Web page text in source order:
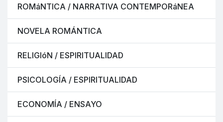
ROMáNTICA / NARRATIVA CONTEMPORáNEA
NOVELA ROMÁNTICA
RELIGIóN / ESPIRITUALIDAD
PSICOLOGÍA / ESPIRITUALIDAD
ECONOMÍA / ENSAYO